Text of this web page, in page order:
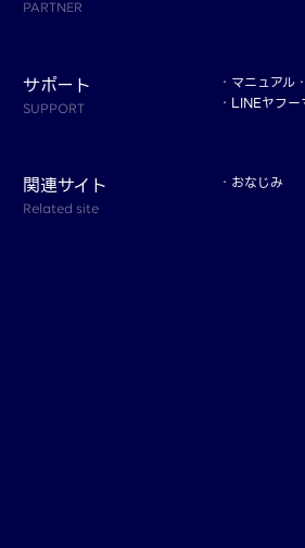
PARTNER
サポート
SUPPORT
マニュアル
LINEヤフー
関連サイト
Related site
おなじみ